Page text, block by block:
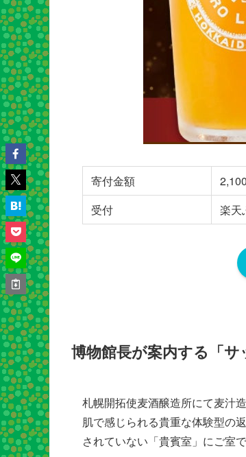
寄付金額
受付
楽天
博物館長が案内する「
札幌開拓使麦酒醸造所にて麦汁
肌で感じられる貴重な体験型の
されていない「貴賓室」にご室